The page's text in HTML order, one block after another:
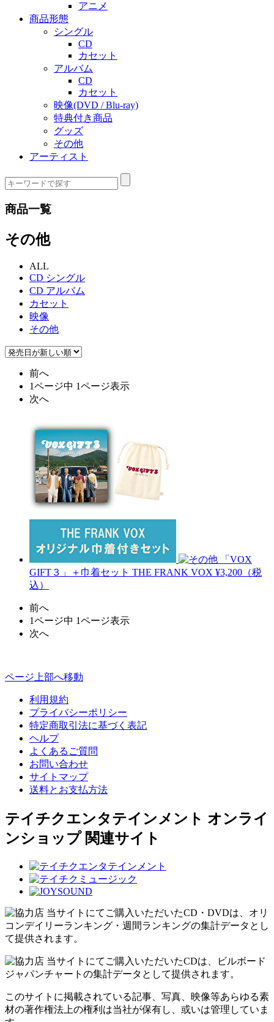
アニメ
商品形態
シングル
CD
カセット
アルバム
CD
カセット
映像(DVD / Blu-ray)
特典付き商品
グッズ
その他
アーティスト
商品一覧
その他
ALL
CD シングル
CD アルバム
カセット
映像
その他
前へ
1ページ中 1ページ表示
次へ
「VOX
GIFT３」＋巾着セット THE FRANK VOX ¥3,200（税
込）
前へ
1ページ中 1ページ表示
次へ
ページ上部へ移動
利用規約
プライバシーポリシー
特定商取引法に基づく表記
ヘルプ
よくあるご質問
お問い合わせ
サイトマップ
送料とお支払方法
テイチクエンタテインメント オンライ
ンショップ 関連サイト
当サイトにてご購入いただいたCD・DVDは、オリ
コンデイリーランキング・週間ランキングの集計データとし
て提供されます。
当サイトにてご購入いただいたCDは、ビルボード
ジャパンチャートの集計データとして提供されます。
このサイトに掲載されている記事、写真、映像等あらゆる素
材の著作権法上の権利は当社が保有し、或いは管理していま